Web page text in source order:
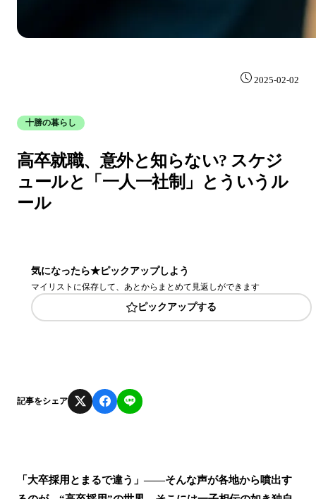
2025-02-02
十勝の暮らし
高卒就職、意外と知らない? スケジ
ュールと「一人一社制」とういうル
ール
気になったら★ピックアップしよう
マイリストに保存して、あとからまとめて見返しができます
ピックアップする
記事をシェア
「大卒採用とまるで違う」――そんな声が各地から噴出す